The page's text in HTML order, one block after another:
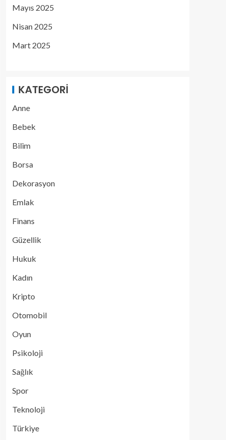
Mayıs 2025
Nisan 2025
Mart 2025
KATEGORI
Anne
Bebek
Bilim
Borsa
Dekorasyon
Emlak
Finans
Güzellik
Hukuk
Kadın
Kripto
Otomobil
Oyun
Psikoloji
Sağlık
Spor
Teknoloji
Türkiye